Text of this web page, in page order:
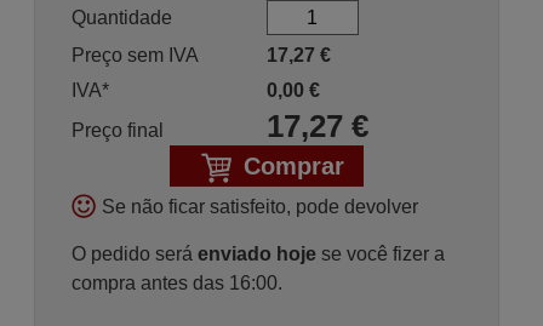
Quantidade
Preço sem IVA
17,27 €
IVA*
0,00 €
Preço final
17,27€
Comprar
Se não ficar satisfeito, pode devolver
O pedido será enviado hojese você fizer a
compra antes das 16:00.